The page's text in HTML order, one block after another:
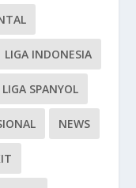
LIGA INDONESIA
LIGA SPANYOL
NEWS